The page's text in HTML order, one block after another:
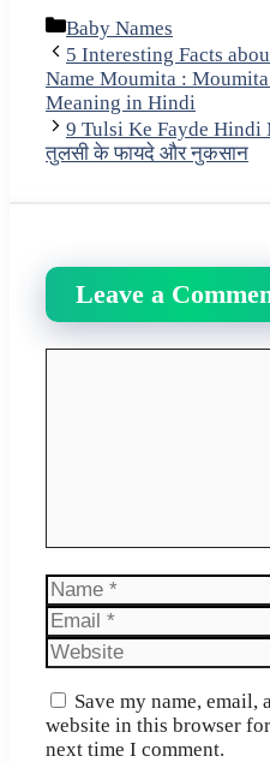
Categories
Baby Names
5 Interesting Facts
Name Moumita : Moumita
Meaning in Hindi
9 Tulsi Ke Fayde Hindi
तुलसी के फायदे और नुकसान
Leave a
Name
Email
Website
Save my name, email,
website in this browser
next time I comment.